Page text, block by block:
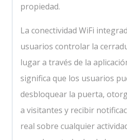
propiedad.
La conectividad WiFi
usuarios controlar la
lugar a través de la
significa que los usuarios
desbloquear la puerta,
a visitantes y recibir
real sobre cualquier